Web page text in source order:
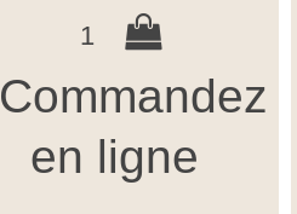
1
Commandez
en ligne